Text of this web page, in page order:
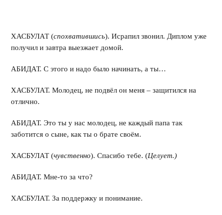
ХАСБУЛАТ (спохватившись). Исрапил звонил. Диплом уже
получил и завтра выезжает домой.
АБИДАТ. С этого и надо было начинать, а ты…
ХАСБУЛАТ. Молодец, не подвёл он меня – защитился на
отлично.
АБИДАТ. Это ты у нас молодец, не каждый папа так
заботится о сыне, как ты о брате своём.
ХАСБУЛАТ (чувственно). Спасибо тебе. (Целует.)
АБИДАТ. Мне-то за что?
ХАСБУЛАТ. За поддержку и понимание.